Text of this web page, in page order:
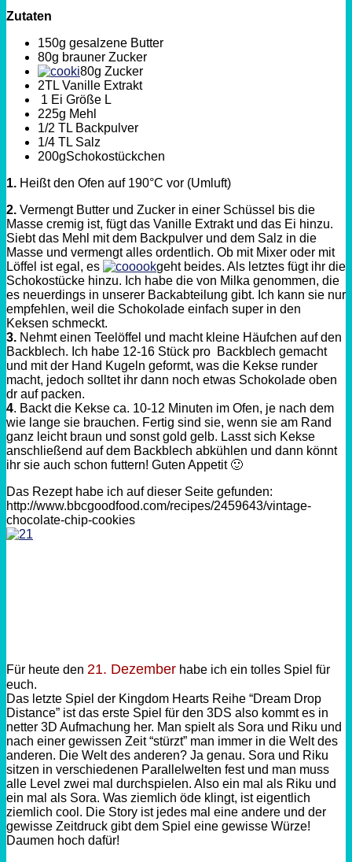
Zutaten
150g gesalzene Butter
80g brauner Zucker
80g Zucker
2TL Vanille Extrakt
1 Ei Größe L
225g Mehl
1/2 TL Backpulver
1/4 TL Salz
200gSchokostückchen
1. Heißt den Ofen auf 190°C vor (Umluft)
2. Vermengt Butter und Zucker in einer Schüssel bis die
Masse cremig ist, fügt das Vanille Extrakt und das Ei hinzu.
Siebt das Mehl mit dem Backpulver und dem Salz in die
Masse und vermengt alles ordentlich. Ob mit Mixer oder mit
Löffel ist egal, es
geht beides. Als letztes fügt ihr die
Schokostücke hinzu. Ich habe die von Milka genommen, die
es neuerdings in unserer Backabteilung gibt. Ich kann sie nur
empfehlen, weil die Schokolade einfach super in den
Keksen schmeckt.
3. Nehmt einen Teelöffel und macht kleine Häufchen auf den
Backblech. Ich habe 12-16 Stück pro Backblech gemacht
und mit der Hand Kugeln geformt, was die Kekse runder
macht, jedoch solltet ihr dann noch etwas Schokolade oben
dr auf packen.
4. Backt die Kekse ca. 10-12 Minuten im Ofen, je nach dem
wie lange sie brauchen. Fertig sind sie, wenn sie am Rand
ganz leicht braun und sonst gold gelb. Lasst sich Kekse
anschließend auf dem Backblech abkühlen und dann könnt
ihr sie auch schon futtern! Guten Appetit 🙂
Das Rezept habe ich auf dieser Seite gefunden:
http://www.bbcgoodfood.com/recipes/2459643/vintage-
chocolate-chip-cookies
Für heute den 21. Dezember habe ich ein tolles Spiel für
euch.
Das letzte Spiel der Kingdom Hearts Reihe “Dream Drop
Distance” ist das erste Spiel für den 3DS also kommt es in
netter 3D Aufmachung her. Man spielt als Sora und Riku und
nach einer gewissen Zeit “stürzt” man immer in die Welt des
anderen. Die Welt des anderen? Ja genau. Sora und Riku
sitzen in verschiedenen Parallelwelten fest und man muss
alle Level zwei mal durchspielen. Also ein mal als Riku und
ein mal als Sora. Was ziemlich öde klingt, ist eigentlich
ziemlich cool. Die Story ist jedes mal eine andere und der
gewisse Zeitdruck gibt dem Spiel eine gewisse Würze!
Daumen hoch dafür!